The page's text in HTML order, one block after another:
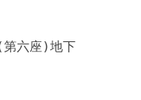
第六座)地下